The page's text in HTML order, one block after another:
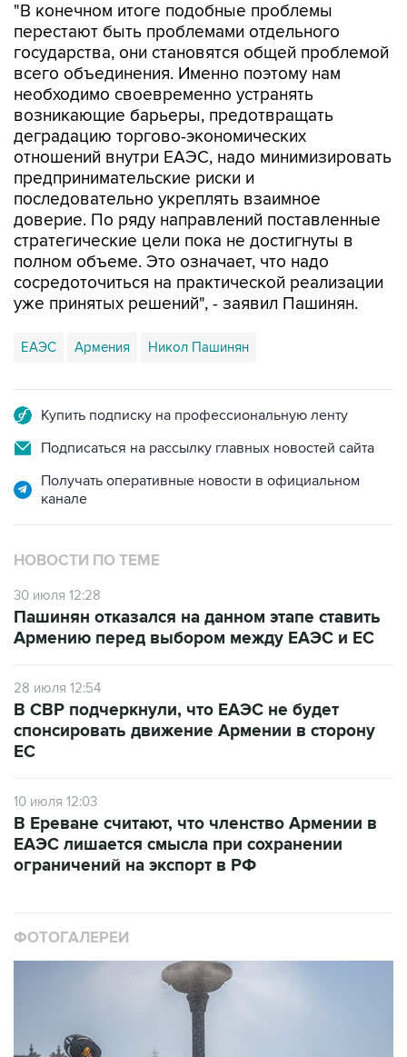
"В конечном итоге подобные проблемы
перестают быть проблемами отдельного
государства, они становятся общей проблемой
всего объединения. Именно поэтому нам
необходимо своевременно устранять
возникающие барьеры, предотвращать
деградацию торгово-экономических
отношений внутри ЕАЭС, надо минимизировать
предпринимательские риски и
последовательно укреплять взаимное
доверие. По ряду направлений поставленные
стратегические цели пока не достигнуты в
полном объеме. Это означает, что надо
сосредоточиться на практической реализации
уже принятых решений", - заявил Пашинян.
ЕАЭС Армения Никол Пашинян
Купить подписку на профессиональную ленту
Подписаться на рассылку главных новостей сайта
Получать оперативные новости в официальном
канале
НОВОСТИ ПО ТЕМЕ
30 июля 12:28
Пашинян отказался на данном этапе ставить
Армению перед выбором между ЕАЭС и ЕС
28 июля 12:54
В СВР подчеркнули, что ЕАЭС не будет
спонсировать движение Армении в сторону
ЕС
10 июля 12:03
В Ереване считают, что членство Армении в
ЕАЭС лишается смысла при сохранении
ограничений на экспорт в РФ
ФОТОГАЛЕРЕИ